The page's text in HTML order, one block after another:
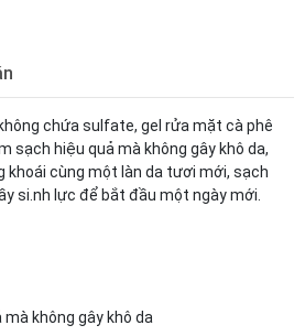
chứa sulfate, gel rửa mặt cà phê
sạch hiệu quả mà không gây khô da,
khoái cùng một làn da tươi mới, sạch
si.nh lực để bắt đầu một ngày mới.
mà không gây khô da